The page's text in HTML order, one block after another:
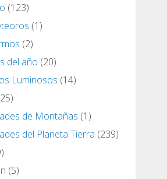
(123)
(1)
(2)
del año (20)
Luminosos (14)
de Montañas (1)
del Planeta Tierra (239)
(5)